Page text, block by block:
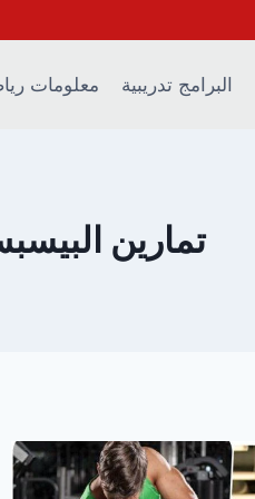
البرامج تدريبية معلومات
تمارين